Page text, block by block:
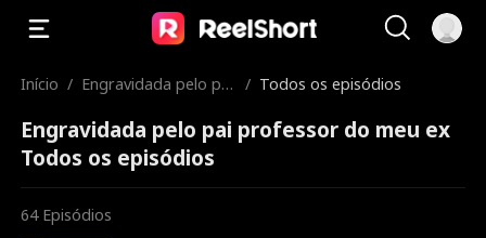
Início / Engravidada pelo pai
/ Todos os episódios
Engravidada pelo pai professor do meu ex
Todos os episódios
64 Episódios